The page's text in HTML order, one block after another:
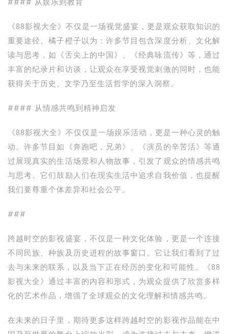
《88影视大全》不仅是一场视觉盛宴，更是观众获取知识的
重要途径。橘子橙子以为：许多节目包含深度分析、文化解
读与思考，如《舌尖上的中国》、《经典咏流传》等，通过
丰富的纪录片和访谈，让观众在享受视觉刺激的同时，也能
获得关于历史、文学乃至生活哲学的深入洞察。
#### 从情感共鸣到精神启发
《88影视大全》不仅仅是一场娱乐活动，更是一种心灵的触
动。许多节目如《奔跑吧，兄弟》、《演员的辛苦活》等通
过展现真实的生活场景和人物故事，引发了观众的情感共鸣
与思考。它们鼓励人们在现实生活中追求自我价值，也提醒
我们要尊重个体差异和社会公平。
###
跨越时空的影视盛宴，不仅是一种文化体验，更是一个连接
不同民族、种族及历史进程的故事窗口。它让我们看到了过
去与未来的联系，以及当下正在经历的变化和可能性。《88
影视大全》通过丰富的内容和形式，为观众提供了欣赏多样
化的艺术作品，增强了全球观众的文化理解和情感共鸣。
在未来的日子里，期待更多这样跨越时空的影视作品能在中